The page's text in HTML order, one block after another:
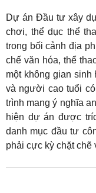
Dự án Đầu tư xây
chơi, thể dục thể
trong bối cảnh địa
chế văn hóa, thể
một không gian
và người cao tuổi
trình mang ý nghĩa
hiện dự án được
danh mục đầu tư
phải cực kỳ chặt chẽ